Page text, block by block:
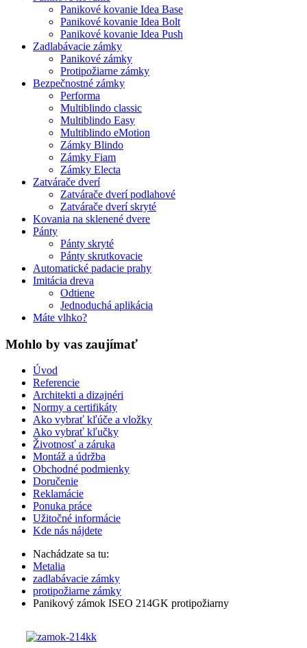
Panikové kovanie Idea Base
Panikové kovanie Idea Bolt
Panikové kovanie Idea Push
Zadlabávacie zámky
Panikové zámky
Protipožiarne zámky
Bezpečnostné zámky
Performa
Multiblindo classic
Multiblindo Easy
Multiblindo eMotion
Zámky Blindo
Zámky Fiam
Zámky Electa
Zatvárače dverí
Zatvárače dverí podlahové
Zatvárače dverí skryté
Kovania na sklenené dvere
Pánty
Pánty skryté
Pánty skrutkovacie
Automatické padacie prahy
Imitácia dreva
Odtiene
Jednoduchá aplikácia
Máte vlhko?
Mohlo by vas zaujímať
Úvod
Referencie
Architekti a dizajnéri
Normy a certifikáty
Ako vybrať kľúče a vložky
Ako vybrať kľučky
Životnosť a záruka
Montáž a údržba
Obchodné podmienky
Doručenie
Reklamácie
Ponuka práce
Užitočné informácie
Kde nás nájdete
Nachádzate sa tu:
Metalia
zadlabávacie zámky
protipožiarne zámky
Panikový zámok ISEO 214GK protipožiarny